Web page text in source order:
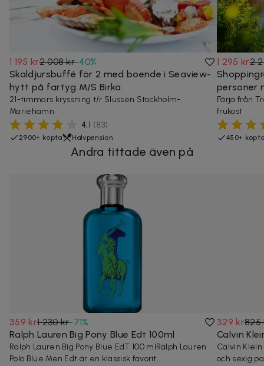
1 195 kr2 008 kr-40%
Skaldjursbuffé för 2 med boende i Seaview-
hytt på fartyg M/S Birka
21-timmars kryssning t/r Slussen Stockholm-
Mariehamn
4,1 (83)
2900+ köpta Halvpension
1 295 kr2
personer
Färja från
frukost
450+
Andra tittade även på
359 kr1 230 kr-71%
Ralph Lauren Big Pony Blue Edt 100ml
Ralph Lauren Big Pony Blue EdT 100 mlRalph Lauren
Polo Blue Men Edt är en klassisk favorit...
329 kr825
Calvin
Calvin
och sexig